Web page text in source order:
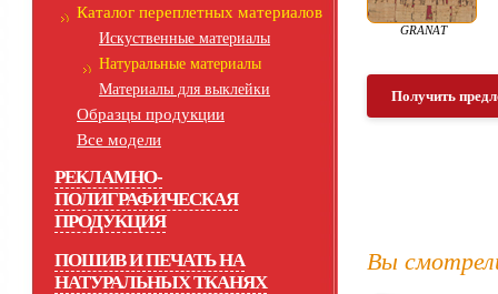
Каталог переплетных материалов
Искуственные материалы
Натуральные материалы
Материалы для выклейки
Образцы продукции
Все модели
РЕКЛАМНО-
ПОЛИГРАФИЧЕСКАЯ
ПРОДУКЦИЯ
ПОШИВ И ПЕЧАТЬ НА
НАТУРАЛЬНЫХ ТКАНЯХ
GRANAT
Получить
Вы